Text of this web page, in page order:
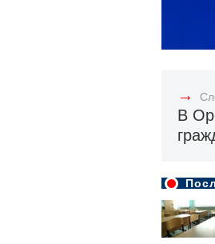
→
В